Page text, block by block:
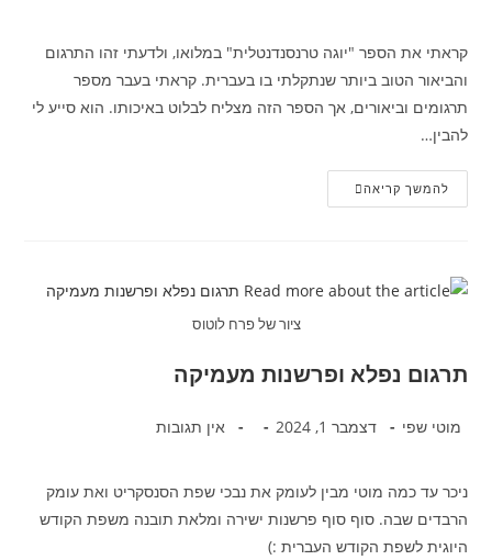
קראתי את הספר "יוגה טרנסנדנטלית" במלואו, ולדעתי זהו התרגום
והביאור הטוב ביותר שנתקלתי בו בעברית. קראתי בעבר מספר
תרגומים וביאורים, אך הספר הזה מצליח לבלוט באיכותו. הוא סייע לי
להבין…
להמשך קריאה
ציור של פרח לוטוס
תרגום נפלא ופרשנות מעמיקה
מוטי שפי דצמבר 1, 2024 אין תגובות
ניכר עד כמה מוטי מבין לעומק את נבכי שפת הסנסקריט ואת עומק
הרבדים שבה. סוף סוף פרשנות ישירה ומלאת תובנה משפת הקודש
היוגית לשפת הקודש העברית :)